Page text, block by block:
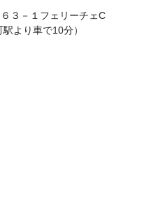
３－１フェリーチェC
より車で10分）